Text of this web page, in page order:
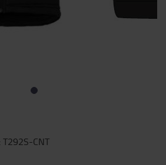
T292S-CNT